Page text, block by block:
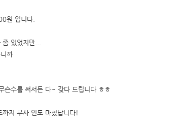
원 입니다.
좀 있었지만...
까
슨수를 써서든 다~ 갖다 드립니다 ㅎㅎ
까지 무사 인도 마쳤답니다!